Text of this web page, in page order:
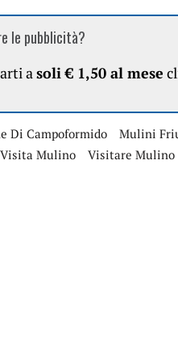
le pubblicità?
asoli € 1,50 al mese
Di Campoformido Mulini
Visita Mulino Visitare Mulino